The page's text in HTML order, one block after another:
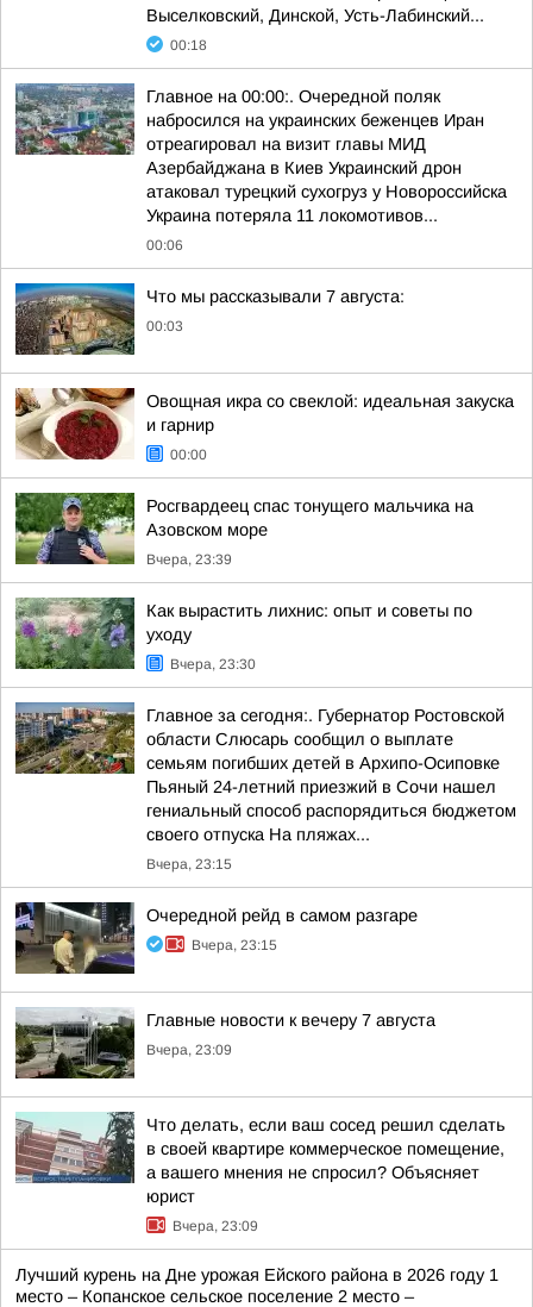
Выселковский, Динской, Усть-Лабинский...
00:18
Главное на 00:00:. Очередной поляк
набросился на украинских беженцев Иран
отреагировал на визит главы МИД
Азербайджана в Киев Украинский дрон
атаковал турецкий сухогруз у Новороссийска
Украина потеряла 11 локомотивов...
00:06
Что мы рассказывали 7 августа:
00:03
Овощная икра со свеклой: идеальная закуска
и гарнир
00:00
Росгвардеец спас тонущего мальчика на
Азовском море
Вчера, 23:39
Как вырастить лихнис: опыт и советы по
уходу
Вчера, 23:30
Главное за сегодня:. Губернатор Ростовской
области Слюсарь сообщил о выплате
семьям погибших детей в Архипо-Осиповке
Пьяный 24-летний приезжий в Сочи нашел
гениальный способ распорядиться бюджетом
своего отпуска На пляжах...
Вчера, 23:15
Очередной рейд в самом разгаре
Вчера, 23:15
Главные новости к вечеру 7 августа
Вчера, 23:09
Что делать, если ваш сосед решил сделать
в своей квартире коммерческое помещение,
а вашего мнения не спросил? Объясняет
юрист
Вчера, 23:09
Лучший курень на Дне урожая Ейского района в 2026 году 1
место – Копанское сельское поселение 2 место –